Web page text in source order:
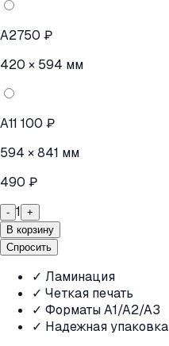
A2750 ₽
420 × 594 мм
A11 100 ₽
594 × 841 мм
490 ₽
- 1 +
В корзину
Спросить
✓ Ламинация
✓ Четкая печать
✓ Форматы A1/A2/A3
✓ Надежная упаковка